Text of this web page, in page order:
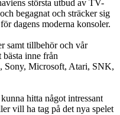
största utbud av TV-
begagnat och sträcker sig
dagens moderna konsoler.
samt tillbehör och vår
bästa inne från
Sony, Microsoft, Atari, SNK,
hitta något intressant
vill ha tag på det nya spelet